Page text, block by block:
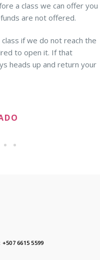
a class we can offer you
are not offered.
if we do not reach the
to open it. If that
heads up and return your
6615 5599